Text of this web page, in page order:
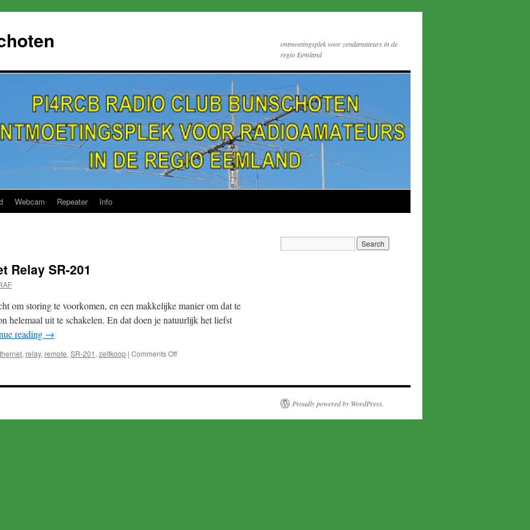
ontmoetingsplek voor zendamateurs in de
regio Eemland
Webcam Repeater Info
Relay SR-201
om storing te voorkomen, en een makkelijke manier om dat te
helemaal uit te schakelen. En dat doen je natuurlijk het liefst
reading →
, relay, remote, SR-201 , zelfkoop | Comments Offon
way
Proudly powered by WordPress.